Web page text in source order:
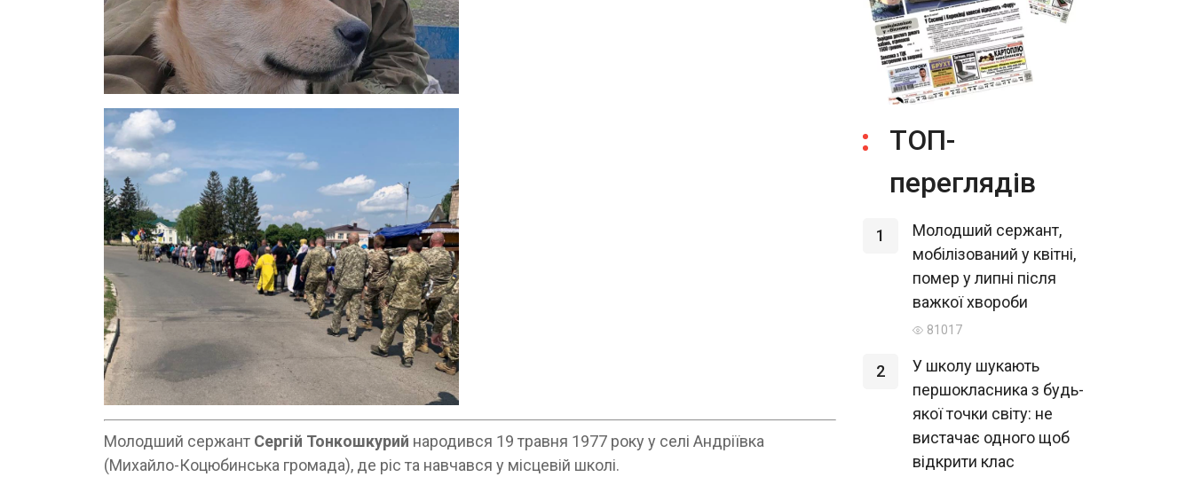
Молодший сержант Сергій Тонкошкурий народився 19 травня 1977 року у селі Андріївка
(Михайло-Коцюбинська громада), де ріс та навчався у місцевій школі.
ТОП-
переглядів
1
Молодший сержант,
мобілізований у квітні,
помер у липні після
важкої хвороби
81017
2
У школу шукають
першокласника з будь-
якої точки світу: не
вистачає одного щоб
відкрити клас